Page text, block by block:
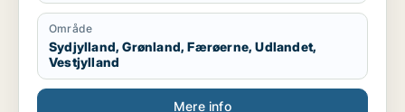
Område
Sydjylland, Grønland, Færøerne, Udlandet,
Vestjylland
Mere info